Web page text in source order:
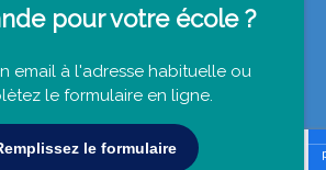
pour votre école ?
email à l'adresse habituelle ou
le formulaire en ligne.
le formulaire